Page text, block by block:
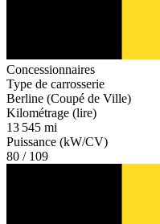
Concessionnaires
Type de carrosserie
Berline (Coupé de Ville)
Kilométrage (lire)
13 545 mi
Puissance (kW/CV)
80 / 109